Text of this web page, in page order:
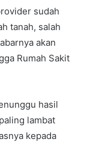
sudah
tanah, salah
akan
Rumah Sakit
hasil
lambat
kepada